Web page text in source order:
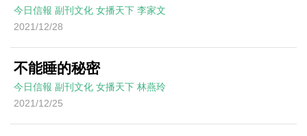
今日信報 副刊文化 女播天下 李家文
2021/12/28
不能睡的秘密
今日信報 副刊文化 女播天下 林燕玲
2021/12/25